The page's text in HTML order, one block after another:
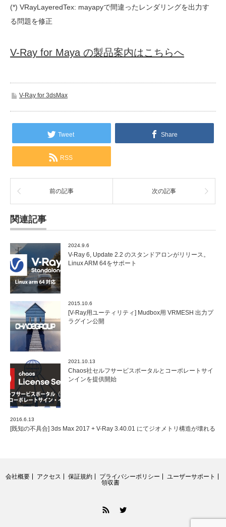
(*) VRayLayeredTex: mayapyで間違ったレンダリングを出力す
る問題を修正
V-Ray for Maya の製品案内はこちらへ
V-Ray for 3dsMax
Tweet Share
RSS
前の記事 次の記事
関連記事
2024.9.6
V-Ray 6, Update 2.2 のスタンドアロンがリリース。
Linux ARM 64をサポート
2015.10.6
[V-Ray用ユーティリティ] Mudbox用 VRMESH 出力プ
ラグイン公開
2021.10.13
Chaos社セルフサービスポータルとコーポレートサイ
ンインを提供開始
2016.6.13
[既知の不具合] 3ds Max 2017 + V-Ray 3.40.01 にてジオメトリ構造が壊れる
会社概要 アクセス 保証規約 プライバシーポリシー
ユーザーサポート
領収書